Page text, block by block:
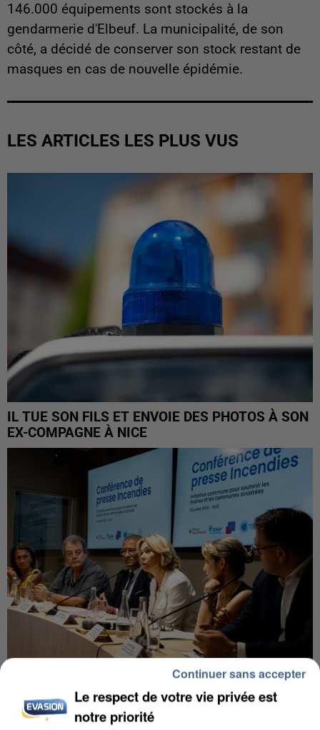
146.000 équipements sont stockés à la
gendarmerie d'Elbeuf. La municipalité, de son
côté, a décidé de conserver son stock restant de
masques en cas de nouvelle épidémie.
LES ARTICLES LES PLUS VUS
IL TUE SON FILS ET ENVOIE DES PHOTOS À SON
EX-COMPAGNE À NICE
INCENDIES : L’ÎLE-DE-FRANCE LANCE UN ÉLAN
DE SOLIDARITÉ AVEC LES...
Le respect de votre vie privée est
notre priorité
Continuer sans accepter